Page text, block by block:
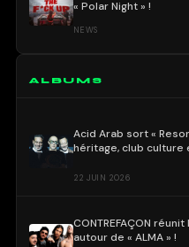
« Polar Night » !
NEWS
ALBUMS
Acid Arab sort «
héritage, club culture
22 JUIN 2026
CONTREFAÇON
autour de « ALMA » !